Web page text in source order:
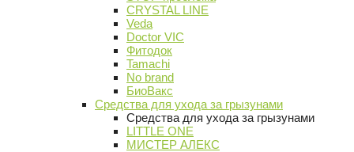
CRYSTAL LINE
Veda
Doctor VIC
Фитодок
Tamachi
No brand
БиоВакс
Средства для ухода за грызунами
Средства для ухода за грызунами
LITTLE ONE
МИСТЕР АЛЕКС